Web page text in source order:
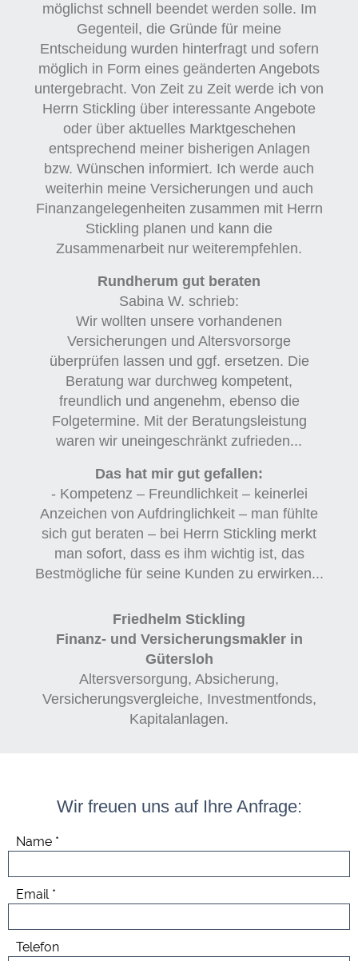
möglichst schnell beendet werden solle. Im
Gegenteil, die Gründe für meine
Entscheidung wurden hinterfragt und sofern
möglich in Form eines geänderten Angebots
untergebracht. Von Zeit zu Zeit werde ich von
Herrn Stickling über interessante Angebote
oder über aktuelles Marktgeschehen
entsprechend meiner bisherigen Anlagen
bzw. Wünschen informiert. Ich werde auch
weiterhin meine Versicherungen und auch
Finanzangelegenheiten zusammen mit Herrn
Stickling planen und kann die
Zusammenarbeit nur weiterempfehlen.
Rundherum gut beraten
Sabina W. schrieb:
Wir wollten unsere vorhandenen
Versicherungen und Altersvorsorge
überprüfen lassen und ggf. ersetzen. Die
Beratung war durchweg kompetent,
freundlich und angenehm, ebenso die
Folgetermine. Mit der Beratungsleistung
waren wir uneingeschränkt zufrieden...
Das hat mir gut gefallen:
- Kompetenz – Freundlichkeit – keinerlei
Anzeichen von Aufdringlichkeit – man fühlte
sich gut beraten – bei Herrn Stickling merkt
man sofort, dass es ihm wichtig ist, das
Bestmögliche für seine Kunden zu erwirken...
Friedhelm Stickling
Finanz- und Versicherungsmakler in
Gütersloh
Altersversorgung, Absicherung,
Versicherungsvergleiche, Investmentfonds,
Kapitalanlagen.
Wir freuen uns auf Ihre Anfrage:
Name
Email
Telefon